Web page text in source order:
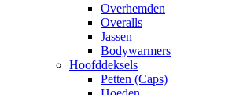
Overhemden
Overalls
Jassen
Bodywarmers
Hoofddeksels
Petten (Caps)